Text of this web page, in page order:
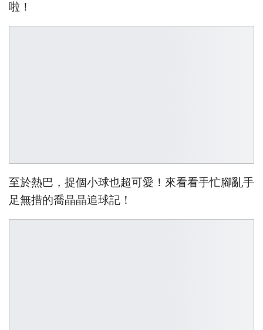
啦！
至於熱巴，捉個小球也超可愛！來看看手忙腳亂手
足無措的喬晶晶追球記！